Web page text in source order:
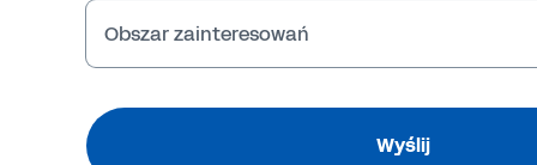
Obszar zainteresowań
Wyślij